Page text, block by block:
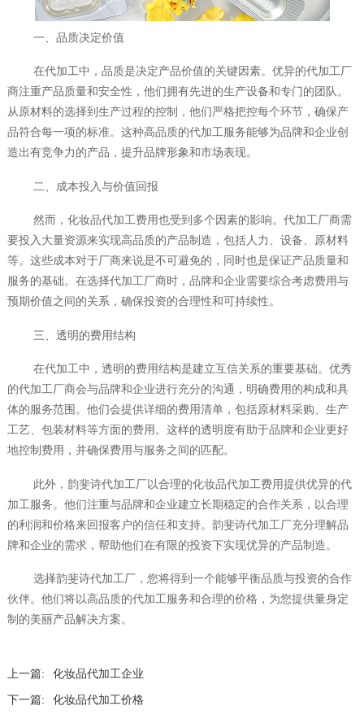
一、品质决定价值
在代加工中，品质是决定产品价值的关键因素。优异的代加工厂
商注重产品质量和安全性，他们拥有先进的生产设备和专门的团队。
从原材料的选择到生产过程的控制，他们严格把控每个环节，确保产
品符合每一项的标准。这种高品质的代加工服务能够为品牌和企业创
造出有竞争力的产品，提升品牌形象和市场表现。
二、成本投入与价值回报
然而，化妆品代加工费用也受到多个因素的影响。代加工厂商需
要投入大量资源来实现高品质的产品制造，包括人力、设备、原材料
等。这些成本对于厂商来说是不可避免的，同时也是保证产品质量和
服务的基础。在选择代加工厂商时，品牌和企业需要综合考虑费用与
预期价值之间的关系，确保投资的合理性和可持续性。
三、透明的费用结构
在代加工中，透明的费用结构是建立互信关系的重要基础。优秀
的代加工厂商会与品牌和企业进行充分的沟通，明确费用的构成和具
体的服务范围。他们会提供详细的费用清单，包括原材料采购、生产
工艺、包装材料等方面的费用。这样的透明度有助于品牌和企业更好
地控制费用，并确保费用与服务之间的匹配。
此外，韵斐诗代加工厂以合理的化妆品代加工费用提供优异的代
加工服务。他们注重与品牌和企业建立长期稳定的合作关系，以合理
的利润和价格来回报客户的信任和支持。韵斐诗代加工厂充分理解品
牌和企业的需求，帮助他们在有限的投资下实现优异的产品制造。
选择韵斐诗代加工厂，您将得到一个能够平衡品质与投资的合作
伙伴。他们将以高品质的代加工服务和合理的价格，为您提供量身定
制的美丽产品解决方案。
上一篇:
化妆品代加工企业
下一篇:
化妆品代加工价格